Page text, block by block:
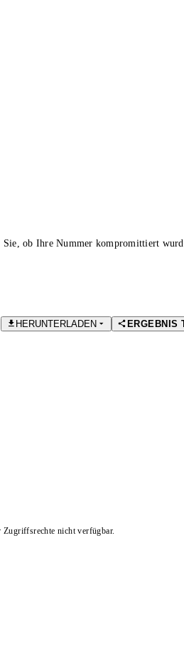
ob Ihre Nummer kompromittiert
HERUNTERLADEN ERGEBNIS
Zugriffsrechte nicht verfügbar.